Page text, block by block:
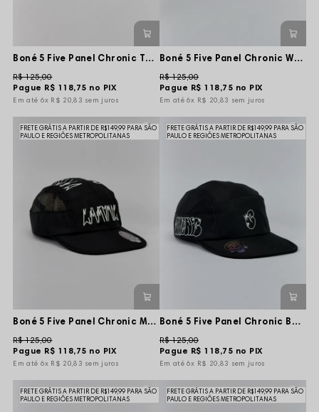
Boné 5 Five Panel Chronic Tag Advanced ORGNL - Cinza/Azul - Aba Flexível
Pague R$ 118,75 no PIX
R$ 125,00
6x R$ 20,83 sem juros
Boné 5 Five Panel Chronic Wush Lateral Muito Rua - Preto - Aba Flexível
Pague R$ 118,75 no PIX
R$ 125,00
6x R$ 20,83 sem juros
FRETE GRÁTIS A PARTIR DE R$149,99 PARA SÃO
PAULO E REGIÕES METROPOLITANAS
Boné 5 Five Panel Chronic Marginal Original Tag Pixo - Preta - Aba Flexível
Pague R$ 118,75 no PIX
R$ 125,00
6x R$ 20,83 sem juros
FRETE GRÁTIS A PARTIR DE R$149,99 PARA SÃO
PAULO E REGIÕES METROPOLITANAS
Boné 5 Five Panel Chronic Bomb Lateral - Preto - Aba Flexível
Pague R$ 118,75 no PIX
R$ 125,00
6x R$ 20,83 sem juros
FRETE GRÁTIS A PARTIR DE R$149,99 PARA SÃO
PAULO E REGIÕES METROPOLITANAS
FRETE GRÁTIS A PARTIR DE R$149,99 PARA SÃO
PAULO E REGIÕES METROPOLITANAS